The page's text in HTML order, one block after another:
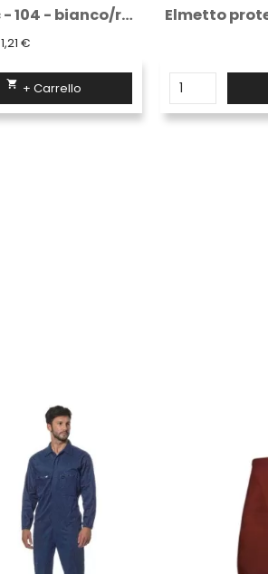
Catena in pvc - 104 - bianco/rossa al metro
1,21 €
 + Carrello